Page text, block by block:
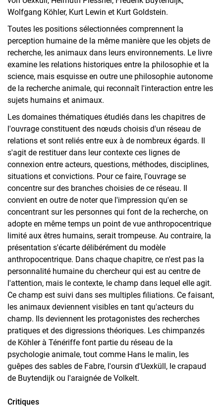
Wolfgang Köhler, Kurt Lewin et Kurt Goldstein.
Toutes les positions sélectionnées comprennent la
perception humaine de la même manière que les objets de
recherche, les animaux dans leurs environnements. Le livre
examine les relations historiques entre la philosophie et la
science, mais esquisse en outre une philosophie autonome
de la recherche animale, qui reconnaît l'interaction entre les
sujets humains et animaux.
Les domaines thématiques étudiés dans les chapitres de
l'ouvrage constituent des nœuds choisis d'un réseau de
relations et sont reliés entre eux à de nombreux égards. Il
s'agit de restituer dans leur contexte ces lignes de
connexion entre acteurs, questions, méthodes, disciplines,
situations et convictions. Pour ce faire, l'ouvrage se
concentre sur des branches choisies de ce réseau. Il
convient en outre de noter que l'impression qu'en se
concentrant sur les personnes qui font de la recherche, on
adopte en même temps un point de vue anthropocentrique
limité aux êtres humains, serait trompeuse. Au contraire, la
présentation s'écarte délibérément du modèle
anthropocentrique. Dans chaque chapitre, ce n'est pas la
personnalité humaine du chercheur qui est au centre de
l'attention, mais le contexte, le champ dans lequel elle agit.
Ce champ est suivi dans ses multiples filiations. Ce faisant,
les animaux deviennent visibles en tant qu'acteurs du
champ. Ils deviennent les protagonistes des recherches
pratiques et des digressions théoriques. Les chimpanzés
de Köhler à Ténériffe font partie du réseau de la
psychologie animale, tout comme Hans le malin, les
guêpes des sables de Fabre, l'oursin d'Uexküll, le crapaud
de Buytendijk ou l'araignée de Volkelt.
Critiques